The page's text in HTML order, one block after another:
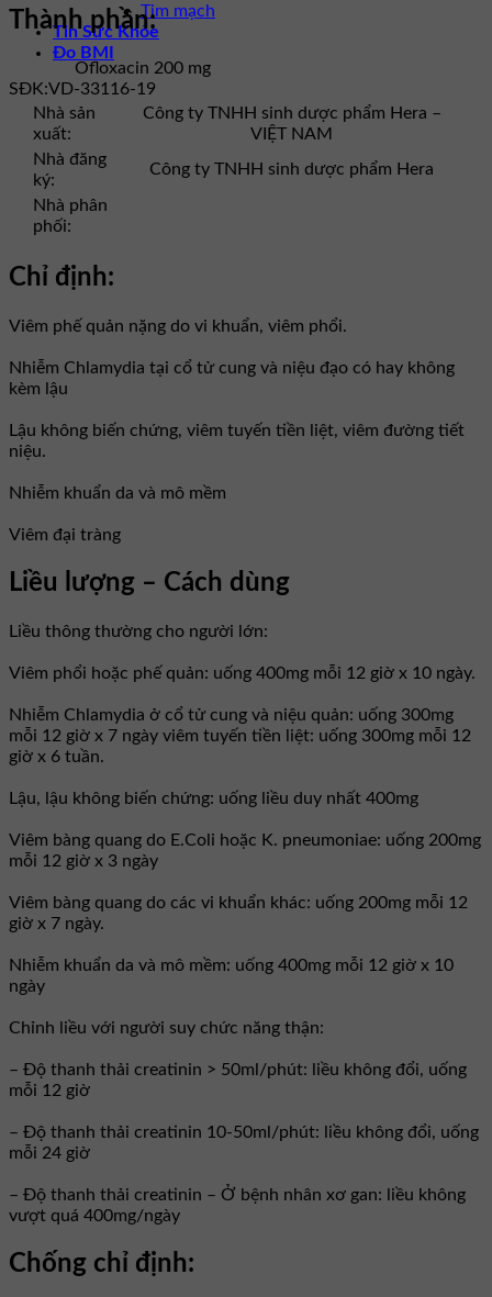
Tim mạch
Tin Sức Khỏe
Đo BMI
Thành phần:
Ofloxacin 200 mg
SĐK:VD-33116-19
Nhà sản
xuất:
Công ty TNHH sinh dược phẩm Hera –
VIỆT NAM
Nhà đăng
ký:
Công ty TNHH sinh dược phẩm Hera
Nhà phân
phối:
Chỉ định:
Viêm phế quản nặng do vi khuẩn, viêm phổi.
Nhiễm Chlamydia tại cổ tử cung và niệu đạo có hay không
kèm lậu
Lậu không biến chứng, viêm tuyến tiền liệt, viêm đường tiết
niệu.
Nhiễm khuẩn da và mô mềm
Viêm đại tràng
Liều lượng – Cách dùng
Liều thông thường cho người lớn:
Viêm phổi hoặc phế quản: uống 400mg mỗi 12 giờ x 10 ngày.
Nhiễm Chlamydia ở cổ tử cung và niệu quản: uống 300mg
mỗi 12 giờ x 7 ngày viêm tuyến tiền liệt: uống 300mg mỗi 12
giờ x 6 tuần.
Lậu, lậu không biến chứng: uống liều duy nhất 400mg
Viêm bàng quang do E.Coli hoặc K. pneumoniae: uống 200mg
mỗi 12 giờ x 3 ngày
Viêm bàng quang do các vi khuẩn khác: uống 200mg mỗi 12
giờ x 7 ngày.
Nhiễm khuẩn da và mô mềm: uống 400mg mỗi 12 giờ x 10
ngày
Chỉnh liều với người suy chức năng thận:
– Độ thanh thải creatinin > 50ml/phút: liều không đổi, uống
mỗi 12 giờ
– Độ thanh thải creatinin 10-50ml/phút: liều không đổi, uống
mỗi 24 giờ
– Độ thanh thải creatinin – Ở bệnh nhân xơ gan: liều không
vượt quá 400mg/ngày
Chống chỉ định: